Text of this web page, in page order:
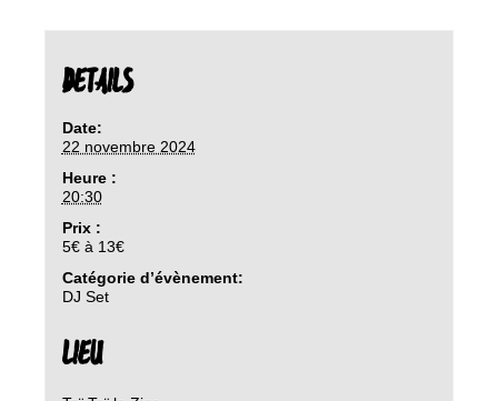
DETAILS
Date:
22 novembre 2024
Heure :
20:30
Prix :
5€ à 13€
Catégorie d’évènement:
DJ Set
LIEU